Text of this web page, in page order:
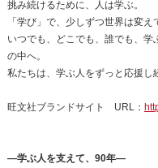
挑み続けるために、人は学ぶ。
「学び」で、少しずつ世界は変え
いつでも、どこでも、誰でも、学
の中へ。
私たちは、学ぶ人をずっと応援し
旺文社ブランドサイト URL：
―学ぶ人を支えて、90年―